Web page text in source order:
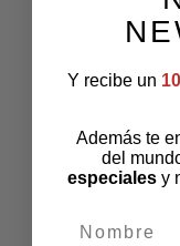
SELECCIONAR
Y recibe un
Además te
del
especialesy